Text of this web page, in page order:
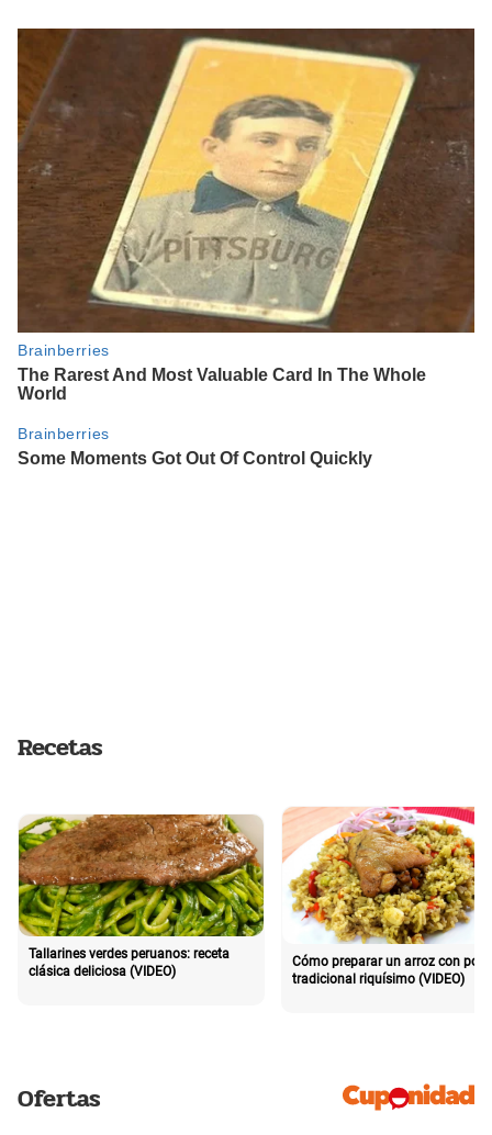
Recetas
Tallarines verdes peruanos: receta
clásica deliciosa (VIDEO)
Cómo preparar un arroz con pollo
tradicional riquísimo (VIDEO)
Ofertas